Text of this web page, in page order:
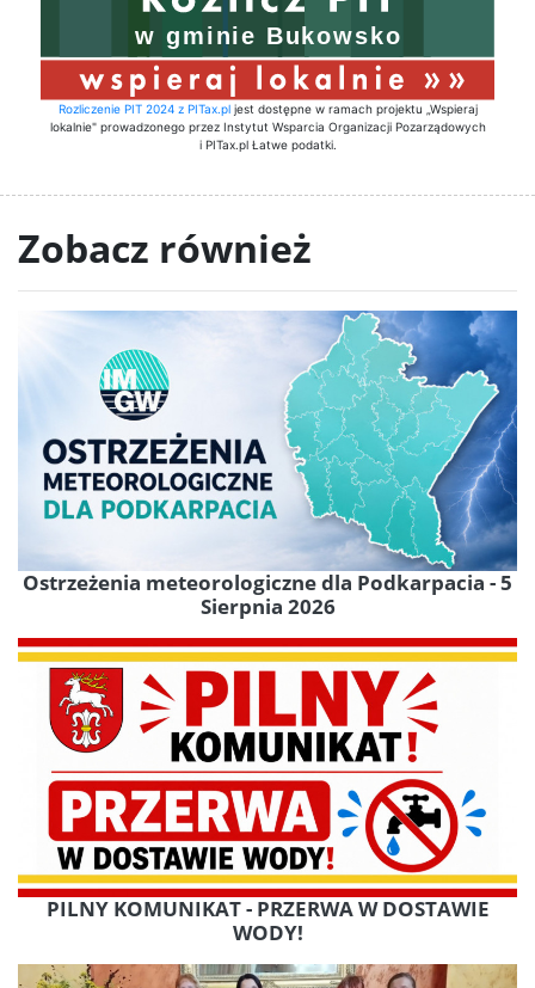
Rozliczenie PIT 2024 z PITax.pljest dostępne w ramach projektu „Wspieraj
lokalnie" prowadzonego przez Instytut Wsparcia Organizacji Pozarządowych
i PITax.pl Łatwe podatki.
Zobacz również
Ostrzeżenia meteorologiczne dla Podkarpacia - 5
Sierpnia 2026
PILNY KOMUNIKAT - PRZERWA W DOSTAWIE
WODY!